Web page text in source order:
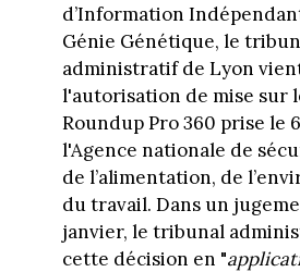
d’Information
Génie Génétique, le
administratif de Lyon
l'autorisation de mise sur
Roundup Pro 360 prise le
l'Agence nationale de
de l’alimentation, de
du travail. Dans un
janvier, le tribunal
cette décision en "